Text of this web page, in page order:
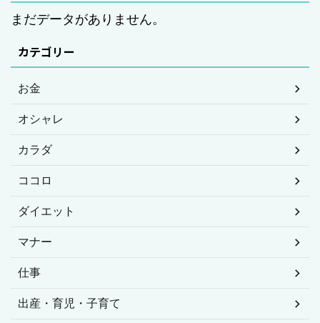
まだデータがありません。
カテゴリー
お金
オシャレ
カラダ
ココロ
ダイエット
マナー
仕事
出産・育児・子育て